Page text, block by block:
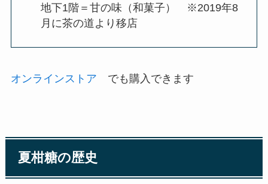
地下1階＝甘の味（和菓子） ※2019年8
月に茶の道より移店
オンラインストア でも購入できます
夏柑糖の歴史